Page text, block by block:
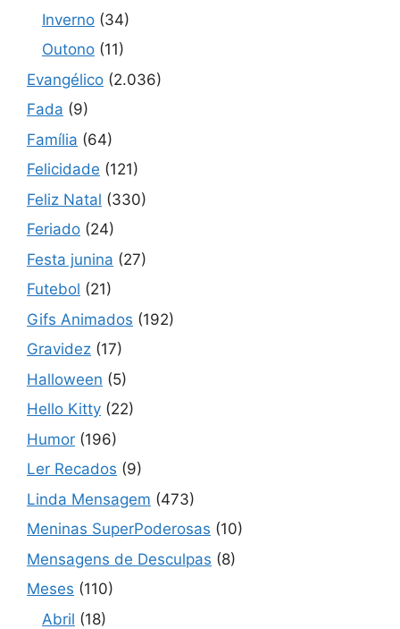
Inverno (34)
Outono (11)
Evangélico (2.036)
Fada (9)
Família (64)
Felicidade (121)
Feliz Natal (330)
Feriado (24)
Festa junina (27)
Futebol (21)
Gifs Animados (192)
Gravidez (17)
Halloween (5)
Hello Kitty (22)
Humor (196)
Ler Recados (9)
Linda Mensagem (473)
Meninas SuperPoderosas (10)
Mensagens de Desculpas (8)
Meses (110)
Abril (18)